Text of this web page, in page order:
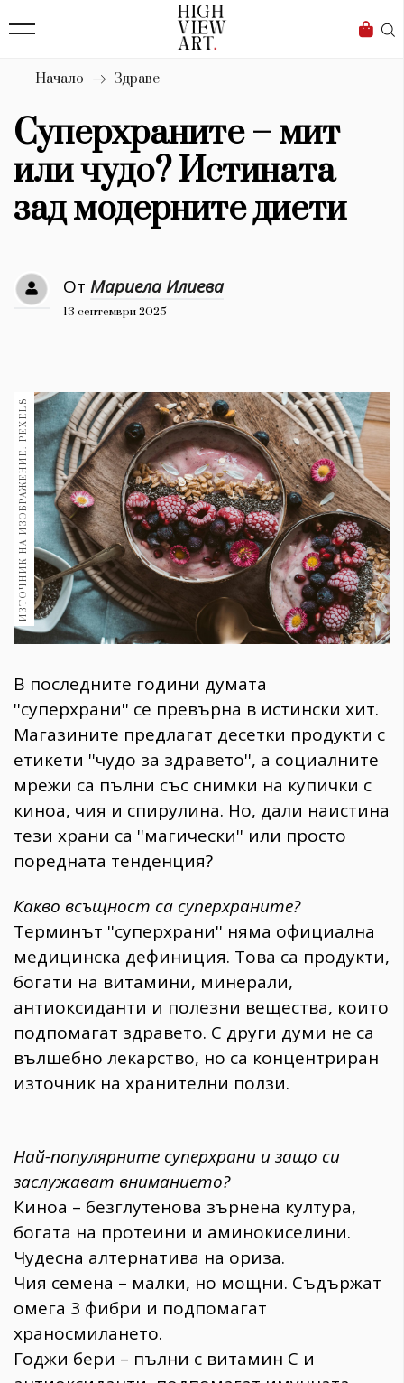
Бизнес
Мода
Dialogue
Изкуство
4339
Красота
Дизайн
Книги
30+ 1970
Гурме 1709
Пътувай
237
Здраве 389
Gentlemen
382
Wellness
1816
ПОСЛЕДВАЙТЕ
НИ
Начало Здраве
Суперхраните – мит
или чудо? Истината
зад модерните диети
От Мариела Илиева
13 септември 2025
ИЗТОЧНИК НА ИЗОБРАЖЕНИЕ: PEXELS
В последните години думата
''суперхрани'' се превърна в истински хит.
Магазините предлагат десетки продукти с
етикети ''чудо за здравето'', а социалните
мрежи са пълни със снимки на купички с
киноа, чия и спирулина. Но, дали наистина
тези храни са ''магически'' или просто
поредната тенденция?
Какво всъщност са суперхраните?
Терминът ''суперхрани'' няма официална
медицинска дефиниция. Това са продукти,
богати на витамини, минерали,
антиоксиданти и полезни вещества, които
подпомагат здравето. С други думи не са
вълшебно лекарство, но са концентриран
източник на хранителни ползи.
Най-популярните суперхрани и защо си
заслужават вниманието?
Киноа – безглутенова зърнена култура,
богата на протеини и аминокиселини.
Чудесна алтернатива на ориза.
Чия семена – малки, но мощни. Съдържат
омега 3 фибри и подпомагат
храносмилането.
Годжи бери – пълни с витамин С и